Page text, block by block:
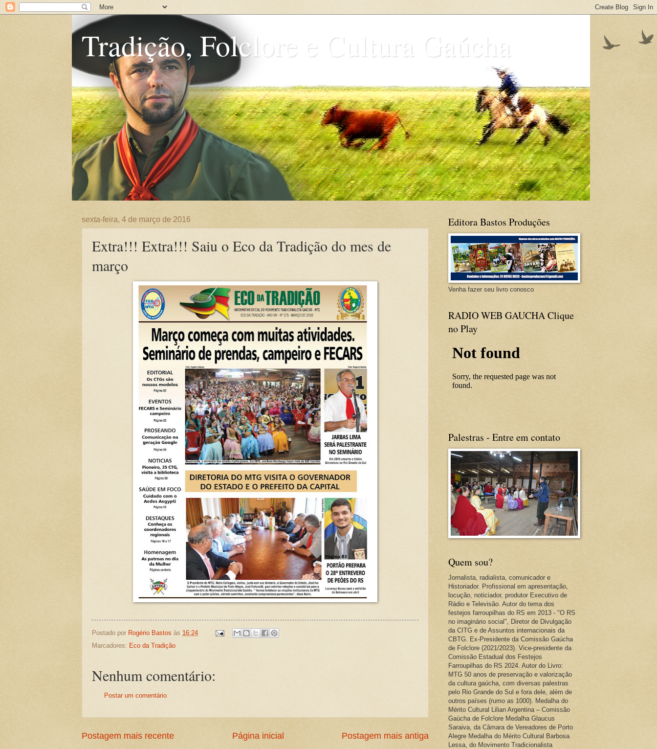
Tradição, Folclore e Cultura Gaúcha
sexta-feira, 4 de março de 2016
Extra!!! Extra!!! Saiu o Eco da Tradição do mes de
março
Postado por Rogério Bastos às 16:24
Marcadores: Eco da Tradição
Nenhum comentário:
Postar um comentário
Postagem mais recente Postagem mais antiga
Página inicial
Editora Bastos Produções
Venha fazer seu livro conosco
RADIO WEB GAUCHA Clique
no Play
Palestras - Entre em contato
Quem sou?
Jornalista, radialista, comunicador e
Historiador. Profissional em apresentação,
locução, noticiador, produtor Executivo de
Rádio e Televisão. Autor do tema dos
festejos farroupilhas do RS em 2013 - "O RS
no imaginário social", Diretor de Divulgação
da CITG e de Assuntos internacionais da
CBTG. Ex-Presidente da Comissão Gaúcha
de Folclore (2021/2023). Vice-presidente da
Comissão Estadual dos Festejos
Farroupilhas do RS 2024. Autor do Livro:
MTG 50 anos de preservação e valorização
da cultura gaúcha, com diversas palestras
pelo Rio Grande do Sul e fora dele, além de
outros países (rumo as 1000). Medalha do
Mérito Cultural Lilian Argentina – Comissão
Gaúcha de Folclore Medalha Glaucus
Saraiva, da Câmara de Vereadores de Porto
Alegre Medalha do Mérito Cultural Barbosa
Lessa, do Movimento Tradicionalista